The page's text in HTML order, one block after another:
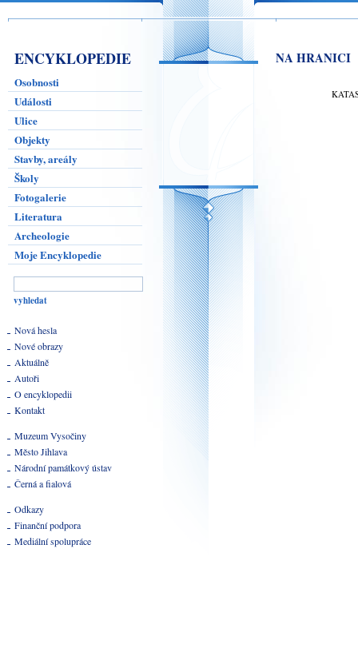
ENCYKLOPEDIE
Osobnosti
Události
Ulice
Objekty
Stavby, areály
Školy
Fotogalerie
Literatura
Archeologie
Moje Encyklopedie
Nová hesla
Nové obrazy
Aktuálně
Autoři
O encyklopedii
Kontakt
Muzeum Vysočiny
Město Jihlava
Národní památkový ústav
Černá a fialová
Odkazy
Finanční podpora
Mediální spolupráce
NA HRANICI